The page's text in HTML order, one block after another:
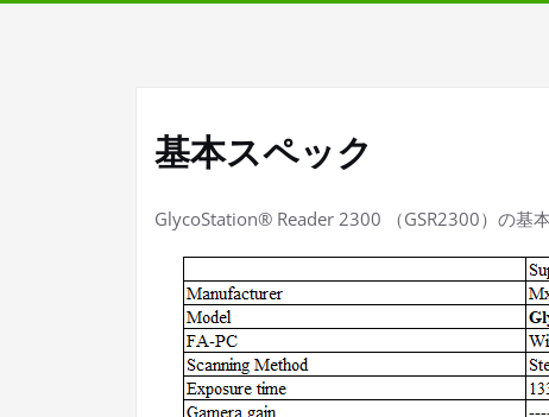
基本スペック
GlycoStation® Reader 2300 （GSR2300）の基